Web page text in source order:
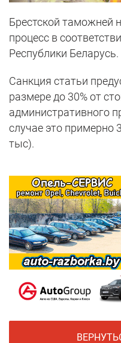
Брестской таможней
процесс в
Республики Беларусь.
Санкция статьи
размере до 30% от
административного
случае это примерно
тыс).